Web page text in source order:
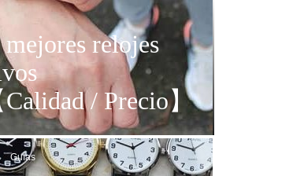
relojes
/ Precio】
Guías